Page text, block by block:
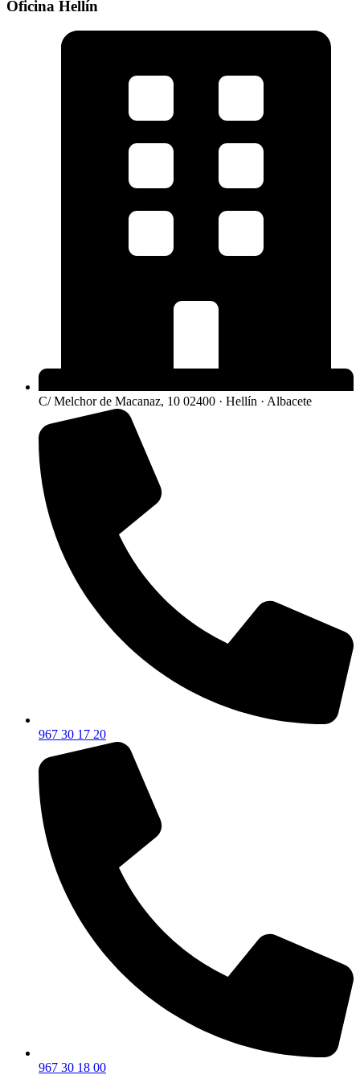
Oficina Hellín
C/ Melchor de Macanaz, 10 02400 · Hellín · Albacete
967 30 17 20
967 30 18 00